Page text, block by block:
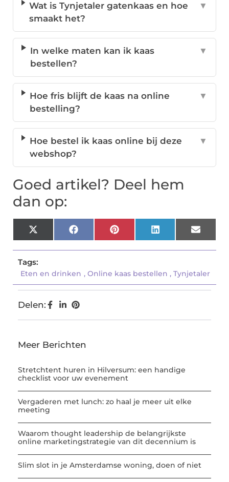
Wat is Tynjetaler gatenkaas en hoe
smaakt het?
▼
In welke maten kan ik kaas
bestellen?
▼
Hoe fris blijft de kaas na online
bestelling?
▼
Hoe bestel ik kaas online bij deze
webshop?
▼
Goed artikel? Deel hem
dan op:
X
(Twitter)
FacebookPinterestLinkedInEmail
Tags:
Eten en drinken , Online kaas bestellen , Tynjetaler
Delen:
Meer Berichten
Stretchtent huren in Hilversum: een handige
checklist voor uw evenement
Vergaderen met lunch: zo haal je meer uit elke
meeting
Waarom thought leadership de belangrijkste
online marketingstrategie van dit decennium is
Slim slot in je Amsterdamse woning, doen of niet